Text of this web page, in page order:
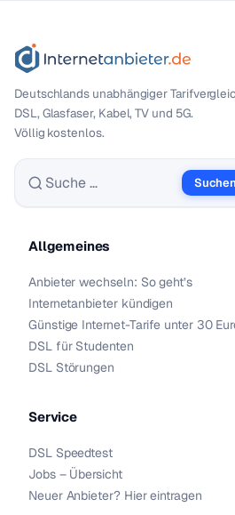
Deutschlands unabhängiger
DSL, Glasfaser, Kabel, TV und 5G.
Völlig kostenlos.
Suche nach:
Suchen
Allgemeines
Anbieter wechseln: So geht’s
Internetanbieter kündigen
Günstige Internet-Tarife unter 30
DSL für Studenten
DSL Störungen
Service
DSL Speedtest
Jobs – Übersicht
Neuer Anbieter? Hier eintragen